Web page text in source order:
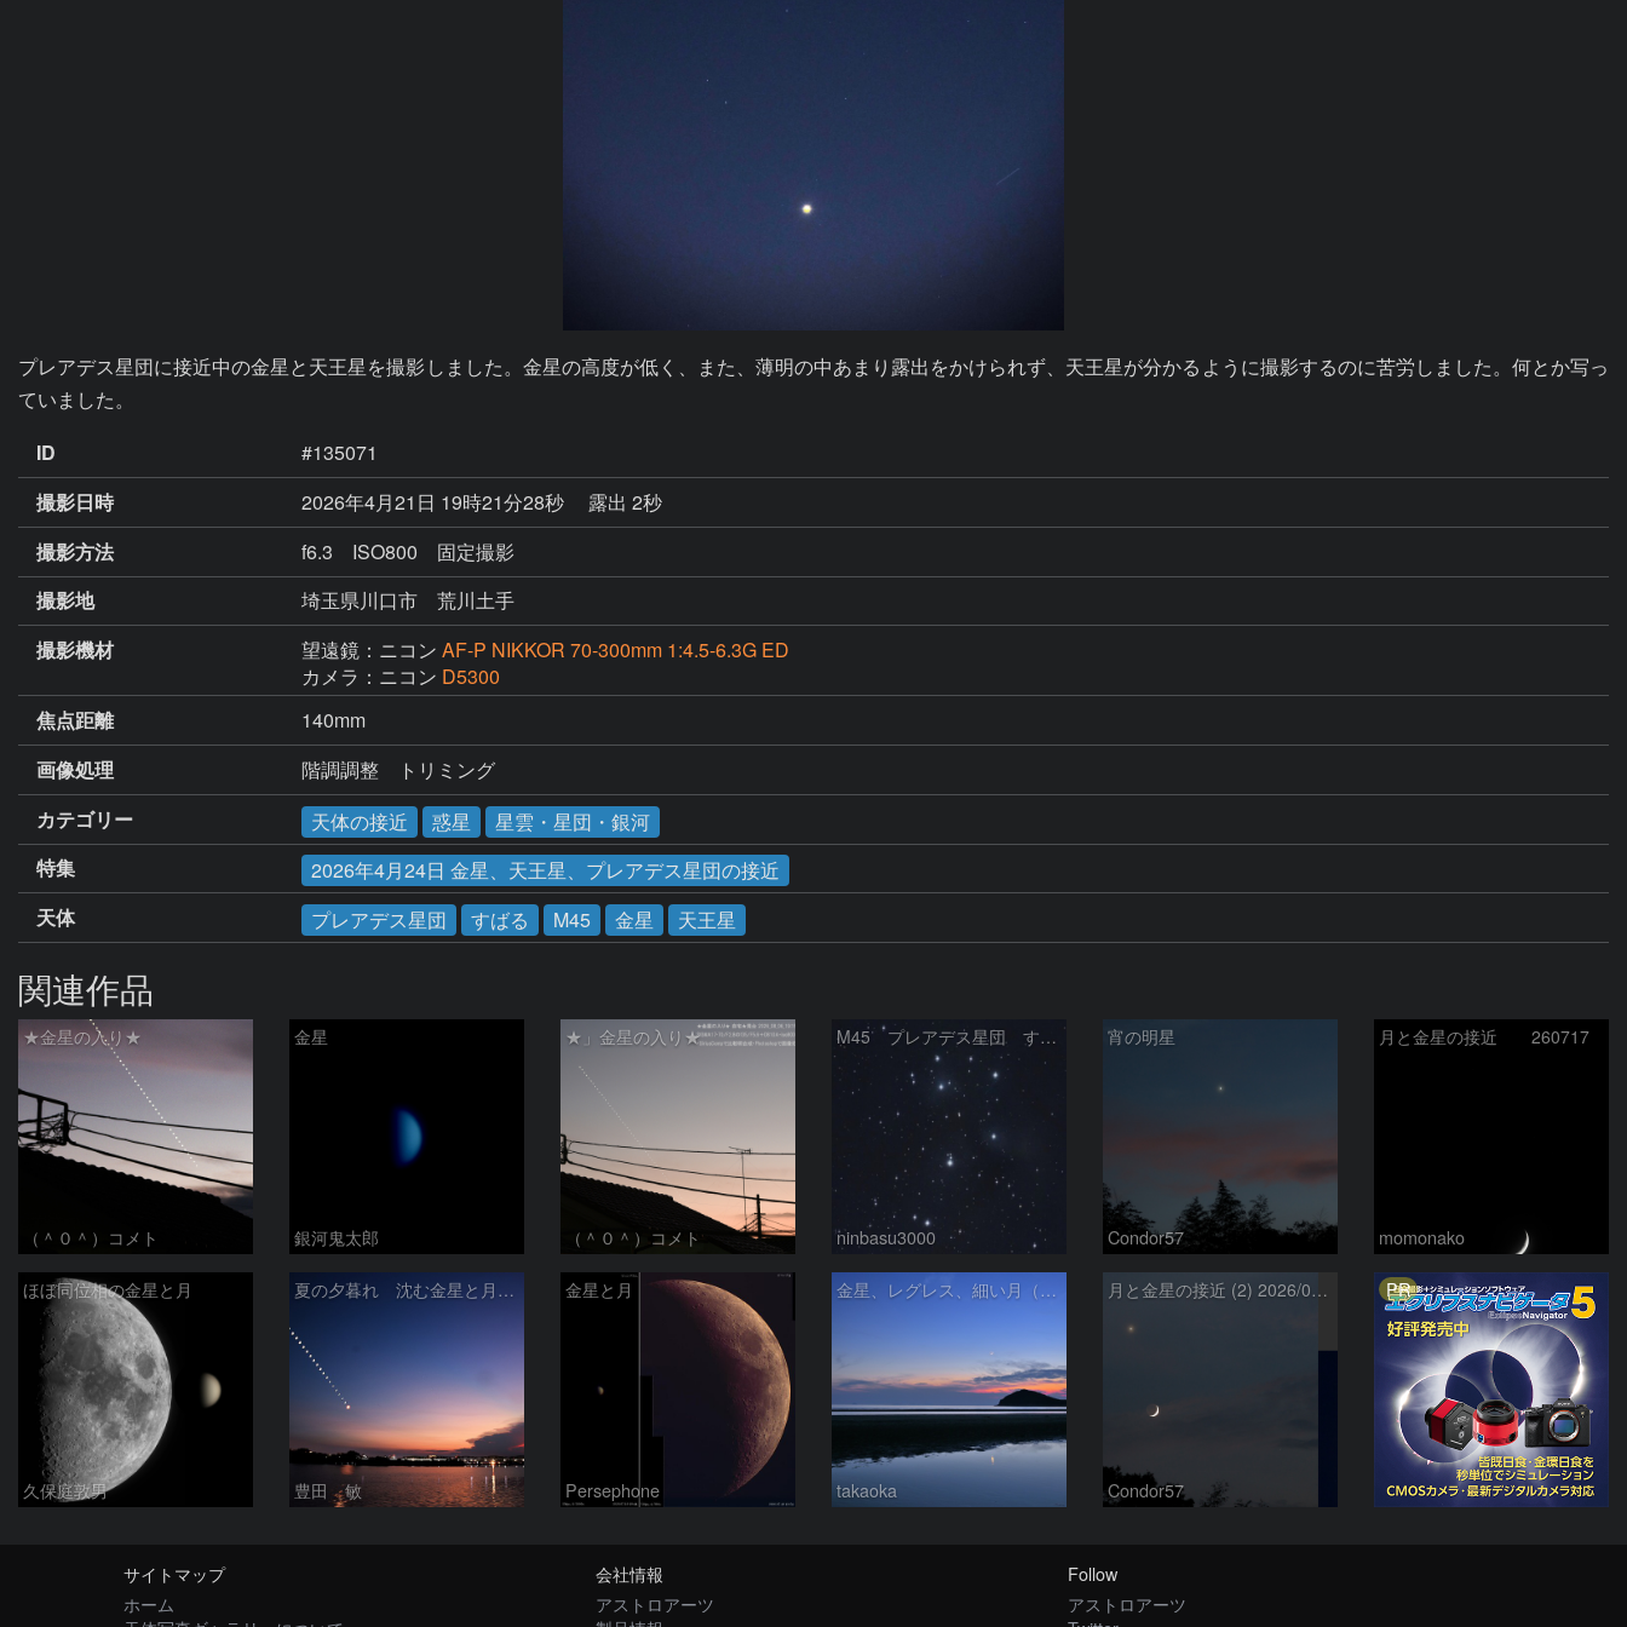
プレアデス星団に接近中の金星と天王星を撮影しました。金星の高度が低く、また、薄明の中あまり露出をかけられず、天王星が分かるように撮影するのに苦労しました。何とか写っ
ていました。
ID
#135071
撮影日時
2026年4月21日 19時21分28秒
露出 2秒
撮影方法
f6.3 ISO800 固定撮影
撮影地
埼玉県川口市 荒川土手
撮影機材
望遠鏡：ニコン AF-P NIKKOR 70-300mm 1:4.5-6.3G ED
カメラ：ニコン D5300
焦点距離
140mm
画像処理
階調調整　トリミング
カテゴリー
天体の接近 惑星
星雲・星団・銀河
特集
2026年4月24日 金星、天王星、プレアデス星団の接近
天体
プレアデス星団 すばる M45 金星 天王星
関連作品
★金星の入り★
（＾０＾）コメト
金星
銀河鬼太郎
★」金星の入り★
（＾０＾）コメト
M45 プレアデス星団 すばる
ninbasu3000
宵の明星
Condor57
月と金星の接近 260717
momonako
ほぼ同位相の金星と月
久保庭敦男
夏の夕暮れ 沈む金星と月 2026/7/20
豊田 敏
金星と月
Persephone
金星、レグレス、細い月（７月１６日）
takaoka
月と金星の接近 (2) 2026/07/17
Condor57
PR
サイトマップ
ホーム
会社情報
アストロアーツ
Follow
アストロアーツ